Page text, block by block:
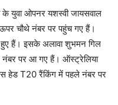
के युवा ओपनर यशस्वी जायसवाल
चौथे नंबर पर पहुंच गए हैं।
हुए हैं। इसके अलावा शुभमन गिल
नंबर पर आ गए हैं। ऑस्ट्रेलिया
हेड T20 रैंकिंग में पहले नंबर पर